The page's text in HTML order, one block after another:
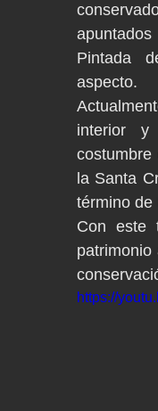
Pintada
aspecto.
interior
la Santa
término de
Con este
patrimonio
https://